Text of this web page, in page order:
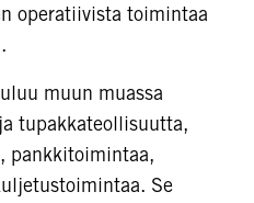
operatiivista toimintaa
muun muassa
tupakkateollisuutta,
pankkitoimintaa,
Se